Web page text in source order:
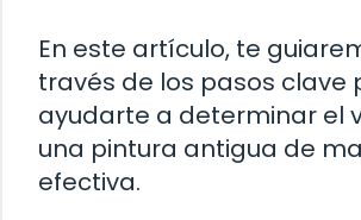
En este artículo, te
través de los pasos clave
ayudarte a determinar el
una pintura antigua de
efectiva.